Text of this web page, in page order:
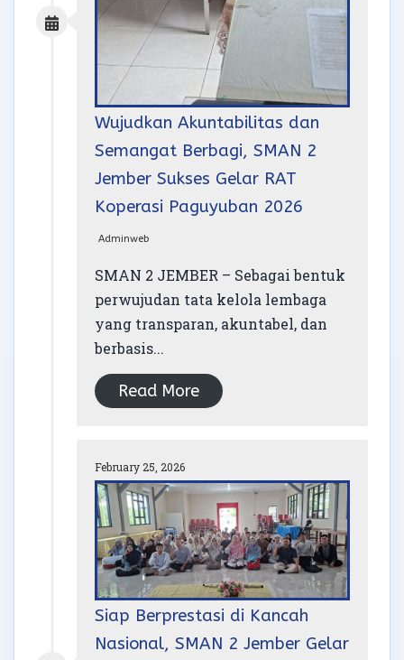
Wujudkan Akuntabilitas dan
Semangat Berbagi, SMAN 2
Jember Sukses Gelar RAT
Koperasi Paguyuban 2026
Adminweb
SMAN 2 JEMBER – Sebagai bentuk
perwujudan tata kelola lembaga
yang transparan, akuntabel, dan
berbasis...
Read More
February 25, 2026
Siap Berprestasi di Kancah
Nasional, SMAN 2 Jember Gelar